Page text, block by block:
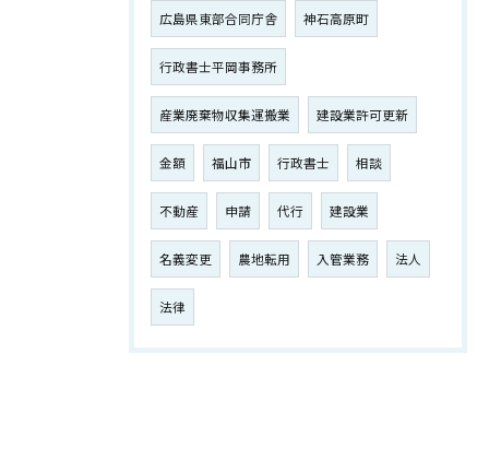
広島県東部合同庁舎 神石高原町
行政書士平岡事務所
産業廃棄物収集運搬業 建設業許可更新
金額 福山市 行政書士 相談
不動産 申請 代行 建設業
名義変更 農地転用 入管業務 法人
法律